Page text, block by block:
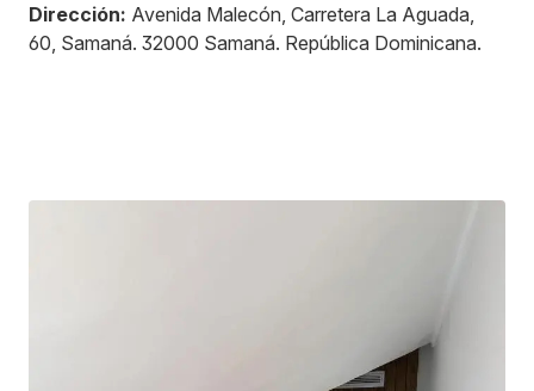
Dirección: Avenida Malecón, Carretera La Aguada,
60, Samaná. 32000 Samaná. República Dominicana.